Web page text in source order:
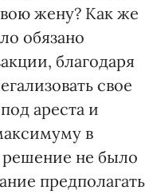
жену? Как же
обязано
благодаря
свое
ареста и
в
не было
предполагать